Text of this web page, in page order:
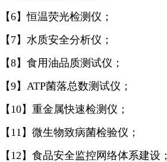
【6】恒温荧光检测仪；
【7】水质安全分析仪；
【8】食用油品质测试仪；
【9】ATP菌落总数测试仪；
【10】重金属快速检测仪；
【11】微生物致病菌检验仪；
【12】食品安全监控网络体系建设；